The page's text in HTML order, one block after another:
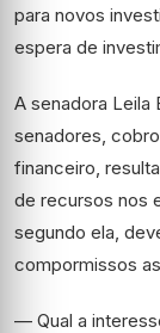
para novos
espera de
A senadora Leila
senadores,
financeiro,
de recursos nos
segundo ela,
compormissos
— Qual a